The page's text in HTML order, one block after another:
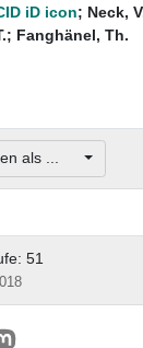
; Neck,
; Fanghänel, Th.
als ...
51